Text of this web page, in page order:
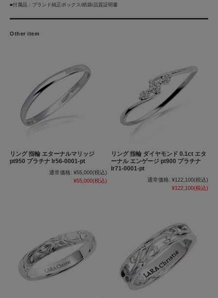
■付属品：ブランド純正ボックス/紙袋/品質証明書
Other item
リング 指輪 エターナルマリッジ
pt950 プラチナ lr56-0001-pt
通常価格: ¥55,000(税込)
¥55,000(税込)
リング 指輪 ダイヤモンド 0.1ct エタ
ーナル エンゲージ pt900 プラチナ
lr71-0001-pt
通常価格: ¥122,100(税込)
¥122,100(税込)